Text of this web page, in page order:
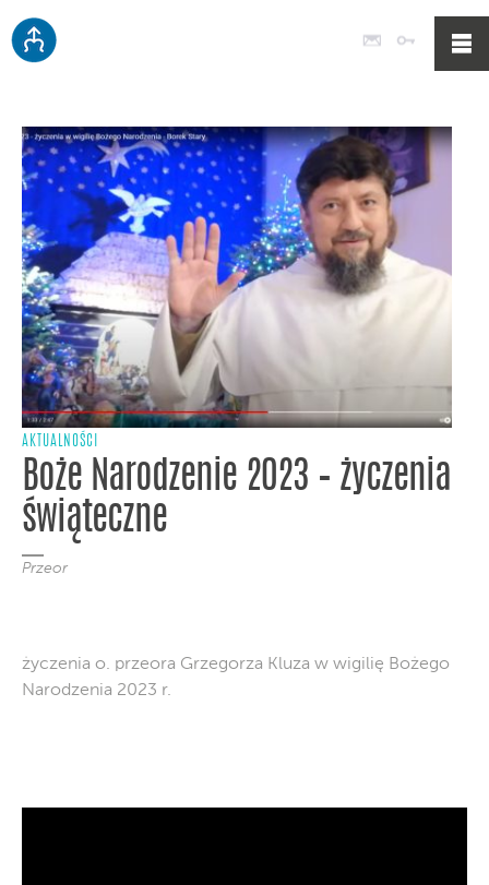
Poczta
AKTUALNOŚCI
Boże Narodzenie 2023 – życzenia
świąteczne
Przeor
życzenia o. przeora Grzegorza Kluza w wigilię Bożego
Narodzenia 2023 r.